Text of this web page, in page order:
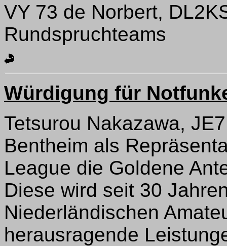
VY 73 de Norbert,
Rundspruchteams
Würdigung für
Tetsurou Nakazawa,
Bentheim als
League die Goldene
Diese wird seit 30
Niederländischen
herausragende